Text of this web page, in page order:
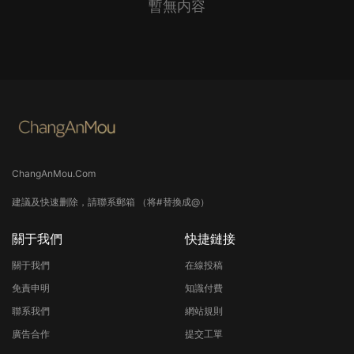
暫無内容
ChangAnMou.Com
建議及快速删除，請聯系郵箱 （将#替換成@）
關于我們
關于我們
免責申明
聯系我們
廣告合作
快捷鏈接
在線投稿
知識付費
網站規則
提交工單